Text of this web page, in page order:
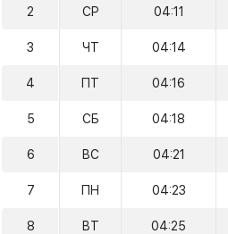
2 СР 04:11
3 ЧТ 04:14
4 ПТ 04:16
5 СБ 04:18
6 ВС 04:21
7 ПН 04:23
8 ВТ 04:25